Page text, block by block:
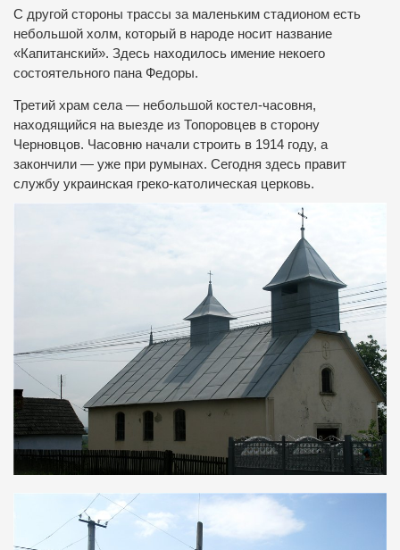
С другой стороны трассы за маленьким стадионом есть
небольшой холм, который в народе носит название
«Капитанский». Здесь находилось имение некоего
состоятельного пана Федоры.
Третий храм села — небольшой костел-часовня,
находящийся на выезде из Топоровцев в сторону
Черновцов. Часовню начали строить в 1914 году, а
закончили — уже при румынах. Сегодня здесь правит
службу украинская греко-католическая церковь.